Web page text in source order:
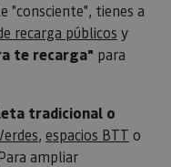
"consciente", tienes a
recarga públicos y
te recarga" para
tradicional o
, espacios BTT o
ampliar